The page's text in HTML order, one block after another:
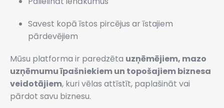
Savest kopā īstos pircējus ar īstajiem
pārdevējiem
Mūsu platforma ir paredzēta uzņēmējiem, mazo
uzņēmumu īpašniekiem un topošajiem biznesa
veidotājiem, kuri vēlas attīstīt, paplašināt vai
pārdot savu biznesu.